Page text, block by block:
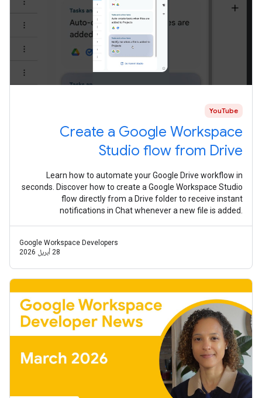
YouTube
Create a Google Workspace
Studio flow from Drive
Learn how to automate your Google Drive workflow in
seconds. Discover how to create a Google Workspace Studio
flow directly from a Drive folder to receive instant
notifications in Chat whenever a new file is added.
Google Workspace Developers
28 أبريل 2026